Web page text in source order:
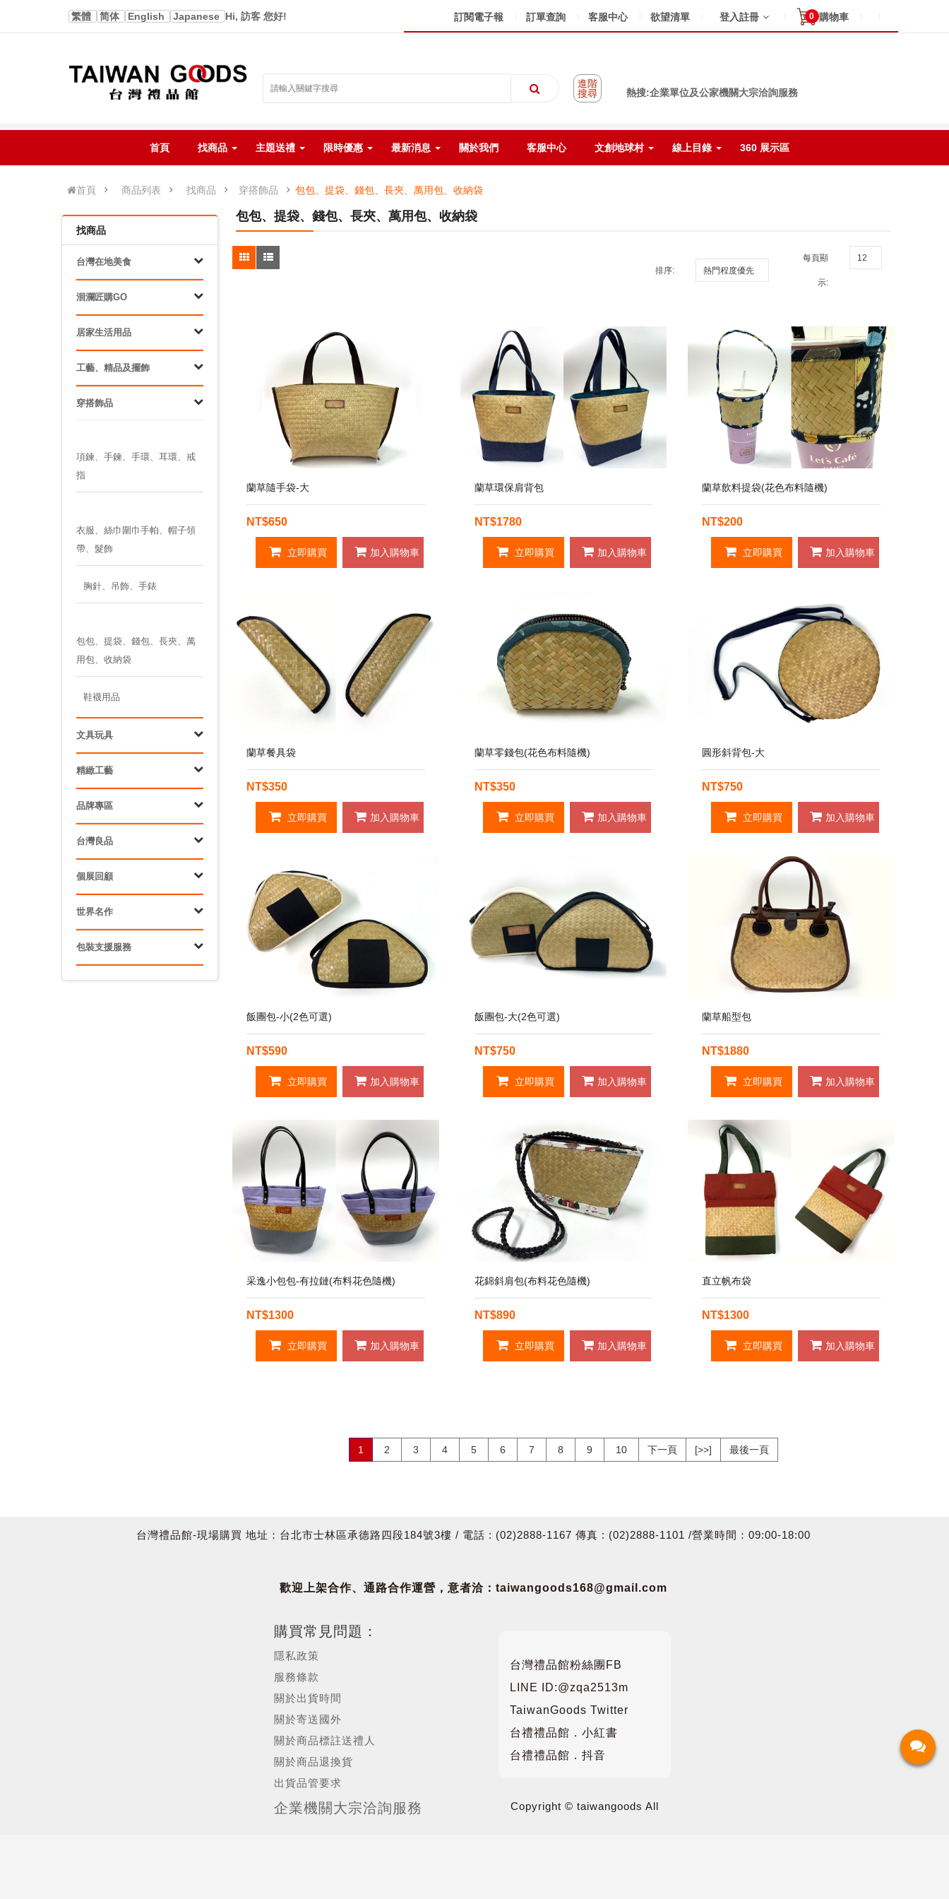
繁體 简体 English Japanese Hi, 訪客 您好! 訂閱電子報 訂單查詢 客服中心 欲望清單 登入註冊 購物車
0
進階
搜尋
熱搜:企業單位及公家機關大宗洽詢服務
首頁 找商品 主題送禮 限時優惠 最新消息 關於我們 客服中心 文創地球村 線上目錄 360 展示區
首頁 商品列表 找商品 穿搭飾品 包包、提袋、錢包、長夾、萬用包、收納袋
找商品
台灣在地美食
洄瀾匠購GO
居家生活用品
工藝、精品及擺飾
穿搭飾品
項鍊、手鍊、手環、耳環、戒
指
衣服、絲巾圍巾手帕、帽子領
帶、髮飾
胸針、吊飾、手錶
包包、提袋、錢包、長夾、萬
用包、收納袋
鞋襪用品
文具玩具
精緻工藝
品牌專區
台灣良品
個展回顧
世界名作
包裝支援服務
包包、提袋、錢包、長夾、萬用包、收納袋
排序:
每頁顯
示:
蘭草隨手袋-大
NT$650
立即購買 加入購物車
蘭草環保肩背包
NT$1780
立即購買 加入購物車
蘭草飲料提袋(花色布料隨機)
NT$200
立即購買 加入購物車
蘭草餐具袋
NT$350
立即購買 加入購物車
蘭草零錢包(花色布料隨機)
NT$350
立即購買 加入購物車
圓形斜背包-大
NT$750
立即購買 加入購物車
飯團包-小(2色可選)
NT$590
立即購買 加入購物車
飯團包-大(2色可選)
NT$750
立即購買 加入購物車
蘭草船型包
NT$1880
立即購買 加入購物車
采逸小包包-有拉鏈(布料花色隨機)
NT$1300
立即購買 加入購物車
花錦斜肩包(布料花色隨機)
NT$890
立即購買 加入購物車
直立帆布袋
NT$1300
立即購買 加入購物車
1 2 3 4 5 6 7 8 9 10 下一頁 [>>] 最後一頁
台灣禮品館-現場購買 地址：台北市士林區承德路四段184號3樓 / 電話 : (02)2888-1167 傳真 : (02)2888-1101 /營業時間：09:00-18:00
歡迎上架合作、通路合作運營，意者洽：taiwangoods168@gmail.com
購買常見問題：
隱私政策
服務條款
關於出貨時間
關於寄送國外
關於商品標註送禮人
關於商品退換貨
出貨品管要求
企業機關大宗洽詢服務
台灣禮品館粉絲團FB
LINE ID:@zqa2513m
TaiwanGoods Twitter
台禮禮品館．小紅書
台禮禮品館．抖音
Copyright © taiwangoods All